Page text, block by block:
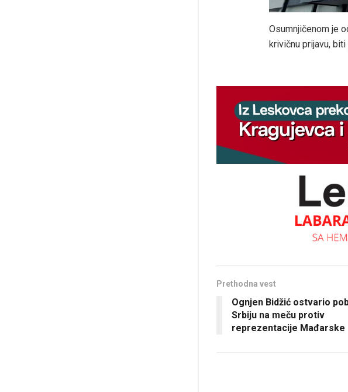
Osumnjičenom je
krivičnu prijavu,
Prethodna vest
Ognjen Bidžić ostvario
Srbiju na meču protiv
reprezentacije Mađarske